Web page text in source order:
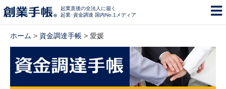
起業直後の全法人に届く
起業･資金調達 国内No.1メディア
ホーム > 資金調達手帳 > 愛媛